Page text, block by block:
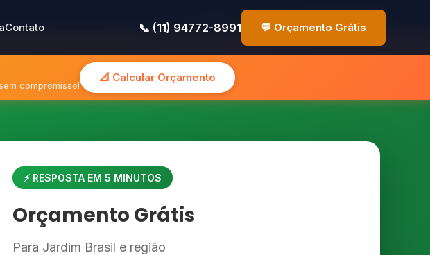
✉️ contato@pinturasp.com.br 📞 (11) 94772-8991
Contato 📞 (11) 94772-8991 💬 Orçamento Grátis
compromisso!
📐 Calcular Orçamento
⚡ RESPOSTA EM 5 MINUTOS
Orçamento Grátis
Para Jardim Brasil e região